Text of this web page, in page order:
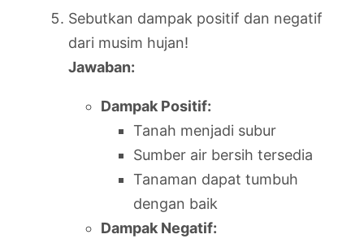
Sebutkan dampak positif dan negatif
dari musim hujan!
Jawaban:
Dampak Positif:
Tanah menjadi subur
Sumber air bersih tersedia
Tanaman dapat tumbuh
dengan baik
Dampak Negatif: